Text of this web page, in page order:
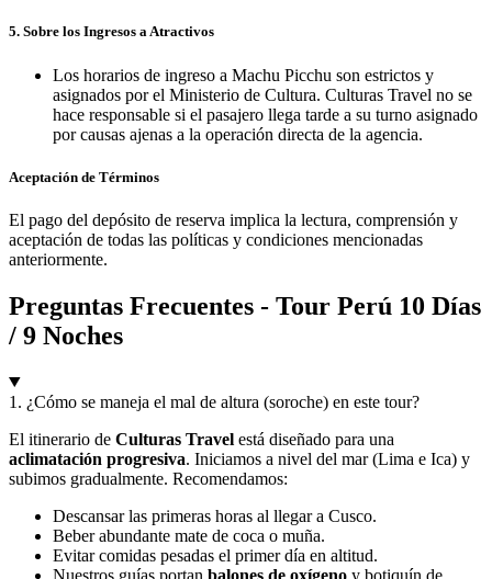
5. Sobre los Ingresos a Atractivos
Los horarios de ingreso a Machu Picchu son estrictos y
asignados por el Ministerio de Cultura. Culturas Travel no se
hace responsable si el pasajero llega tarde a su turno asignado
por causas ajenas a la operación directa de la agencia.
Aceptación de Términos
El pago del depósito de reserva implica la lectura, comprensión y
aceptación de todas las políticas y condiciones mencionadas
anteriormente.
Preguntas Frecuentes - Tour Perú 10 Días
/ 9 Noches
1. ¿Cómo se maneja el mal de altura (soroche) en este tour?
El itinerario de Culturas Travel está diseñado para una
aclimatación progresiva. Iniciamos a nivel del mar (Lima e Ica) y
subimos gradualmente. Recomendamos:
Descansar las primeras horas al llegar a Cusco.
Beber abundante mate de coca o muña.
Evitar comidas pesadas el primer día en altitud.
Nuestros guías portan balones de oxígeno y botiquín de